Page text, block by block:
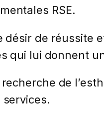
RSE.
désir de réussite
qui lui donnent
de